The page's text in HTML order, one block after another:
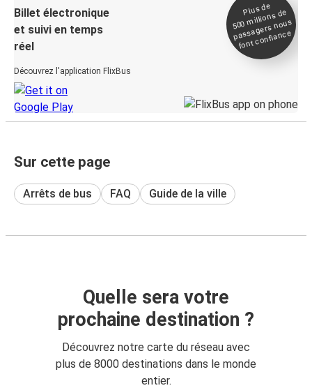
Billet électronique
et suivi en temps
réel
Découvrez l'application FlixBus
Plus de
500
millions de
passagers nous
font confiance
Sur cette page
Arrêts de bus FAQ Guide de la ville
Quelle sera votre
prochaine destination ?
Découvrez notre carte du réseau avec
plus de 8000 destinations dans le monde
entier.